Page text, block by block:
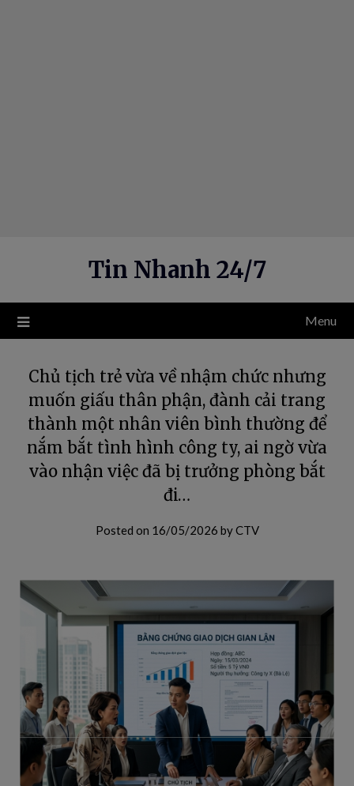
Tin Nhanh 24/7
Menu
Chủ tịch trẻ vừa về nhậm chức nhưng
muốn giấu thân phận, đành cải trang
thành một nhân viên bình thường để
nắm bắt tình hình công ty, ai ngờ vừa
vào nhận việc đã bị trưởng phòng bắt
đi…
Posted on 16/05/2026 byCTV